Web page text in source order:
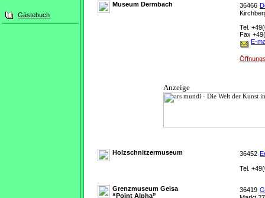
Gästebuch
Museum Dermbach 36466
Tel.
Fax
E-
Anzeige
Holzschnitzermuseum 36452
Tel.
Grenzmuseum Geisa
“Point Alpha”
36419